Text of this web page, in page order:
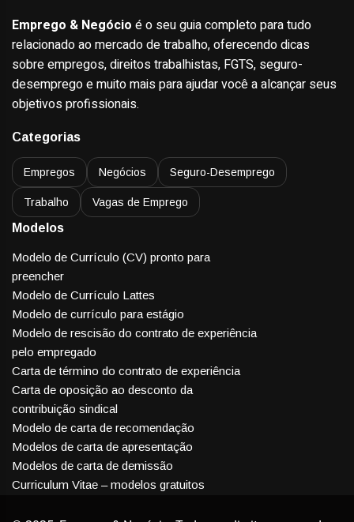
Emprego & Negócio é o seu guia completo para tudo
relacionado ao mercado de trabalho, oferecendo dicas
sobre empregos, direitos trabalhistas, FGTS, seguro-
desemprego e muito mais para ajudar você a alcançar seus
objetivos profissionais.
Categorias
Empregos Negócios Seguro-Desemprego
Trabalho Vagas de Emprego
Modelos
Modelo de Currículo (CV) pronto para
preencher
Modelo de Currículo Lattes
Modelo de currículo para estágio
Modelo de rescisão do contrato de experiência
pelo empregado
Carta de término do contrato de experiência
Carta de oposição ao desconto da
contribuição sindical
Modelo de carta de recomendação
Modelos de carta de apresentação
Modelos de carta de demissão
Curriculum Vitae – modelos gratuitos